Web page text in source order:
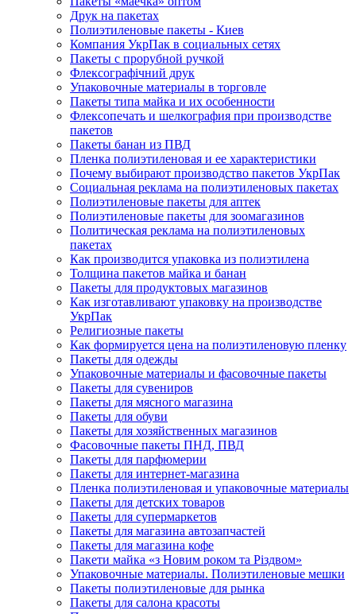
Друк на пакетах
Полиэтиленовые пакеты - Киев
Компания УкрПак в социальных сетях
Пакеты с прорубной ручкой
Флексографічний друк
Упаковочные материалы в торговле
Пакеты типа майка и их особенности
Флексопечать и шелкография при производстве
пакетов
Пакеты банан из ПВД
Пленка полиэтиленовая и ее характеристики
Почему выбирают производство пакетов УкрПак
Социальная реклама на полиэтиленовых пакетах
Полиэтиленовые пакеты для аптек
Полиэтиленовые пакеты для зоомагазинов
Политическая реклама на полиэтиленовых
пакетах
Как производится упаковка из полиэтилена
Толщина пакетов майка и банан
Пакеты для продуктовых магазинов
Как изготавливают упаковку на производстве
УкрПак
Религиозные пакеты
Как формируется цена на полиэтиленовую пленку
Пакеты для одежды
Упаковочные материалы и фасовочные пакеты
Пакеты для сувениров
Пакеты для мясного магазина
Пакеты для обуви
Пакеты для хозяйственных магазинов
Фасовочные пакеты ПНД, ПВД
Пакеты для парфюмерии
Пакеты для интернет-магазина
Пленка полиэтиленовая и упаковочные материалы
Пакеты для детских товаров
Пакеты для супермаркетов
Пакеты для магазина автозапчастей
Пакеты для магазина кофе
Пакети майка «з Новим роком та Різдвом»
Упаковочные материалы. Полиэтиленовые мешки
Пакеты полиэтиленовые для рынка
Пакеты для салона красоты